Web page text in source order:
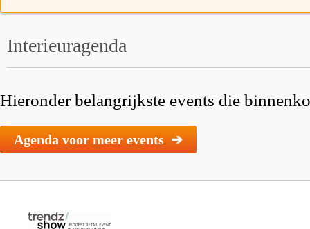
Interieuragenda
Hieronder belangrijkste events die
Agenda voor meer events ➔